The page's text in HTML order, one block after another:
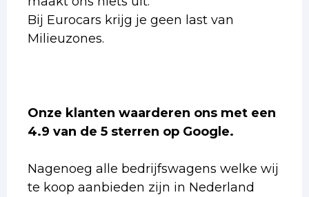
Bij Eurocars krijg je geen last van
Milieuzones.
Onze klanten waarderen ons met een
4.9 van de 5 sterren op Google.
Nagenoeg alle bedrijfswagens welke wij
te koop aanbieden zijn in Nederland